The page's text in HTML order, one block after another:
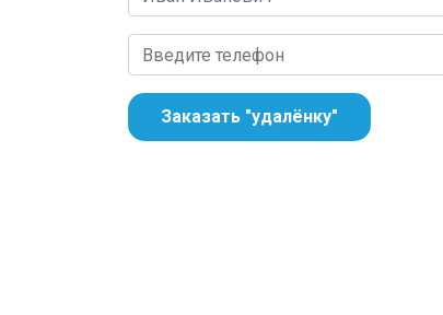
Заказать "удалёнку"